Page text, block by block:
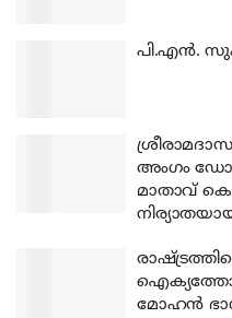
പി.എന്‍.
അംഗം
മാതാവ്
മോഹന്‍